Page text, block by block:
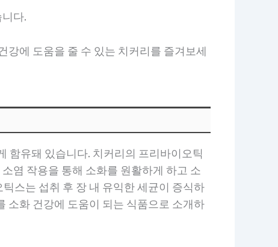
다.
강에 도움을 줄 수 있는 치커리를 즐겨보세
함유돼 있습니다. 치커리의 프리바이오틱
염 작용을 통해 소화를 원활하게 하고 소
스는 섭취 후 장 내 유익한 세균이 증식하
소화 건강에 도움이 되는 식품으로 소개하